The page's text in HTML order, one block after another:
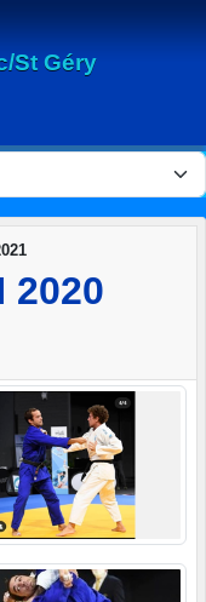
St Géry
2020